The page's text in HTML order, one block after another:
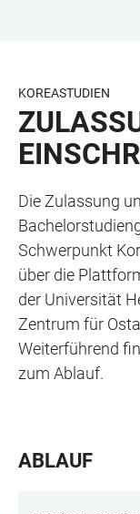
KOREASTUDIEN
Die Zulassung
Schwerpunkt
über die
der Universität
Zentrum für
Weiterführend
zum Ablauf.
ABLAUF